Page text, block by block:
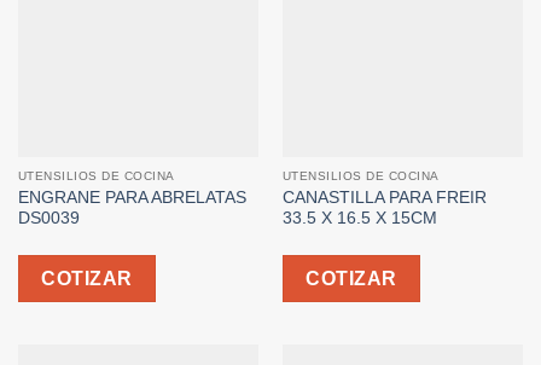
UTENSILIOS DE COCINA
ENGRANE PARA ABRELATAS
DS0039
COTIZAR
UTENSILIOS DE COCINA
CANASTILLA PARA FREIR
33.5 X 16.5 X 15CM
COTIZAR